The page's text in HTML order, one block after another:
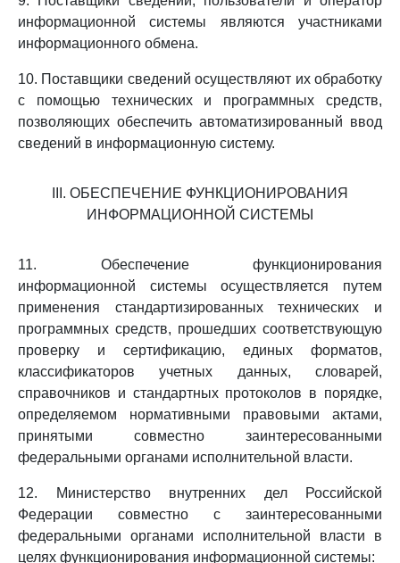
информационной системы являются участниками
информационного обмена.
10. Поставщики сведений осуществляют их обработку
с помощью технических и программных средств,
позволяющих обеспечить автоматизированный ввод
сведений в информационную систему.
III. ОБЕСПЕЧЕНИЕ ФУНКЦИОНИРОВАНИЯ
ИНФОРМАЦИОННОЙ СИСТЕМЫ
11. Обеспечение функционирования
информационной системы осуществляется путем
применения стандартизированных технических и
программных средств, прошедших соответствующую
проверку и сертификацию, единых форматов,
классификаторов учетных данных, словарей,
справочников и стандартных протоколов в порядке,
определяемом нормативными правовыми актами,
принятыми совместно заинтересованными
федеральными органами исполнительной власти.
12. Министерство внутренних дел Российской
Федерации совместно с заинтересованными
федеральными органами исполнительной власти в
целях функционирования информационной системы: